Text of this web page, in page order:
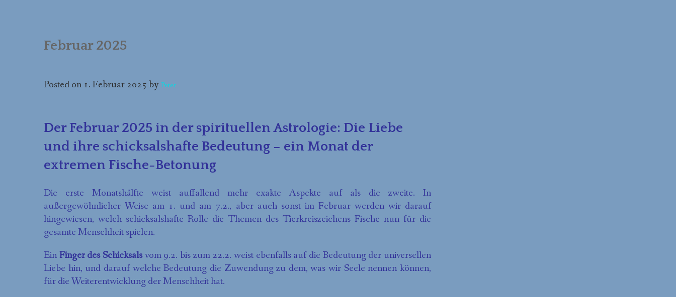
FORTBILDUNGEN
Februar 2025
Posted on 1. Februar 2025by Peter
Der Februar 2025 in der spirituellen Astrologie: Die Liebe
und ihre schicksalshafte Bedeutung – ein Monat der
extremen Fische-Betonung
Die erste Monatshälfte weist auffallend mehr exakte Aspekte auf als die zweite. In
außergewöhnlicher Weise am 1. und am 7.2., aber auch sonst im Februar werden wir darauf
hingewiesen, welch schicksalshafte Rolle die Themen des Tierkreiszeichens Fische nun für die
gesamte Menschheit spielen.
EinFinger des Schicksalsvom 9.2. bis zum 22.2. weist ebenfalls auf die Bedeutung der universellen
Liebe hin, und darauf welche Bedeutung die Zuwendung zu dem, was wir Seele nennen können,
für die Weiterentwicklung der Menschheit hat.